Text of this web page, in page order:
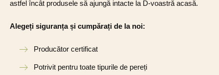
astfel încât produsele să ajungă intacte la D-voastră acasă.
Alegeți siguranța și cumpărați de la noi:
Producător certificat
Potrivit pentru toate tipurile de pereți